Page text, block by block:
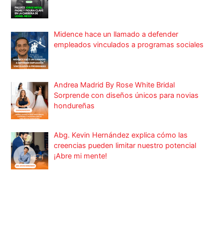
Midence hace un llamado a defender
empleados vinculados a programas sociales
Andrea Madrid By Rose White Bridal
Sorprende con diseños únicos para novias
hondureñas
Abg. Kevin Hernández explica cómo las
creencias pueden limitar nuestro potencial
¡Abre mi mente!